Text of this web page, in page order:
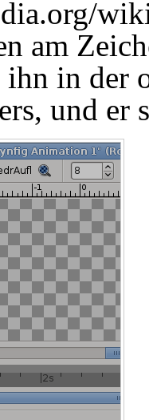
am
in der
, und er